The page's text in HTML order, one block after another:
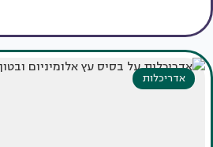
אדריכלות